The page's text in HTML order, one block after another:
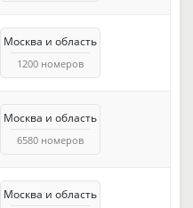
Москва и область
1200 номеров
Москва и область
6580 номеров
Москва и область